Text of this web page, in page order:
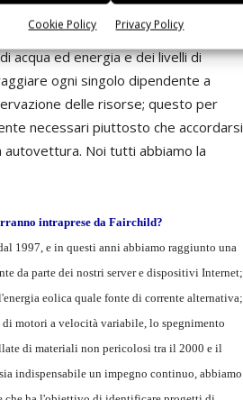
Cookie Policy Privacy Policy
la scelta di server efficienti sul
devono provvedere al
acqua ed energia e dei livelli di
ogni singolo dipendente a
delle risorse; questo per
necessari piuttosto che accordarsi
autovettura. Noi tutti abbiamo la
intraprese da Fairchild?
1997, e in questi anni abbiamo raggiunto una
da parte dei nostri server e dispositivi Internet;
eolica quale fonte di corrente alternativa;
motori a velocità variabile, lo spegnimento
di materiali non pericolosi tra il 2000 e il
indispensabile un impegno continuo, abbiamo